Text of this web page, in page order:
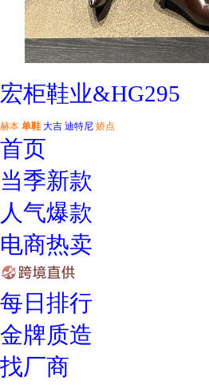
宏柜鞋业&HG295
赫本 单鞋 大吉 迪特尼 娇点
首页
当季新款
人气爆款
电商热卖
每日排行
金牌质造
找厂商